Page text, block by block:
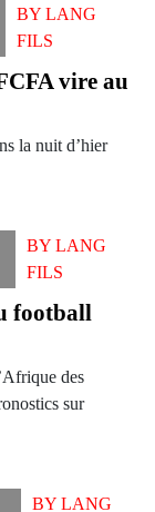
BYLANG
FILS
vire au
la nuit d’hier
BY LANG
FILS
football
des
sur
BYLANG